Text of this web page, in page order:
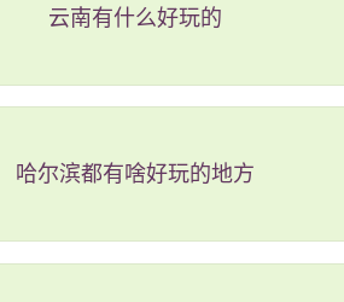
云南有什么好玩的
哈尔滨都有啥好玩的地方